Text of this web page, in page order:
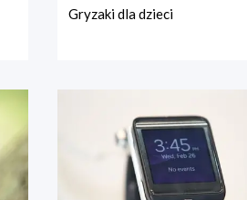
Gryzaki dla dzieci